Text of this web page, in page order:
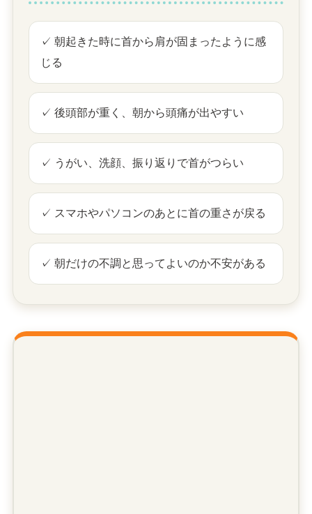
✓ 朝起きた時に首から肩が固まったように感
じる
✓ 後頭部が重く、朝から頭痛が出やすい
✓ うがい、洗顔、振り返りで首がつらい
✓ スマホやパソコンのあとに首の重さが戻る
✓ 朝だけの不調と思ってよいのか不安がある